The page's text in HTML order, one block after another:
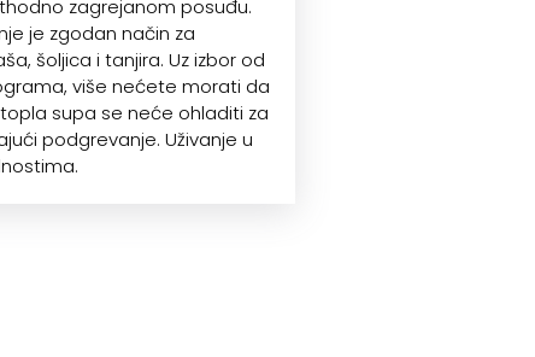
zagrejanom posuđu.
je zgodan način za
šoljica i tanjira. Uz izbor od
više nećete morati da
supa se neće ohladiti za
podgrevanje. Uživanje u